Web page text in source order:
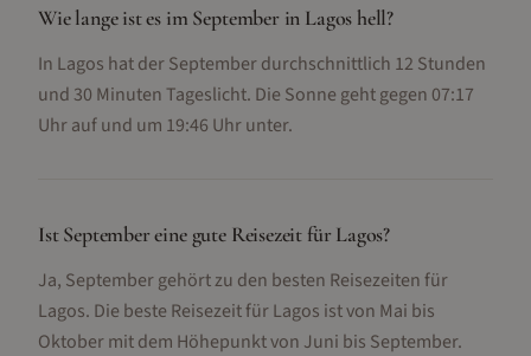
Wie lange ist es im September in Lagos hell?
In Lagos hat der September durchschnittlich 12 Stunden
und 30 Minuten Tageslicht. Die Sonne geht gegen 07:17
Uhr auf und um 19:46 Uhr unter.
Ist September eine gute Reisezeit für Lagos?
Ja, September gehört zu den besten Reisezeiten für
Lagos. Die beste Reisezeit für Lagos ist von Mai bis
Oktober mit dem Höhepunkt von Juni bis September.